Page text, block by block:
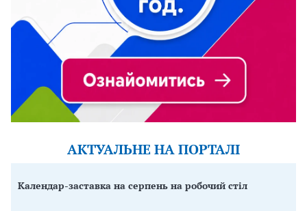
АКТУАЛЬНЕ НА ПОРТАЛІ
Календар-заставка на серпень на робочий стіл